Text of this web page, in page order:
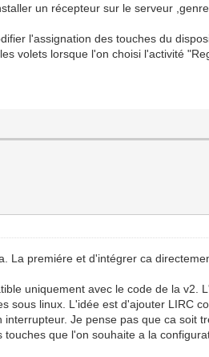
un récepteur sur le serveur
l'assignation des touches du
volets lorsque l'on choisi l'activité
La premiére et d'intégrer ca
uniquement avec le code de la
sous linux. L'idée est d'ajouter LIRC
Je pense pas que ca soit
que l'on souhaite a la